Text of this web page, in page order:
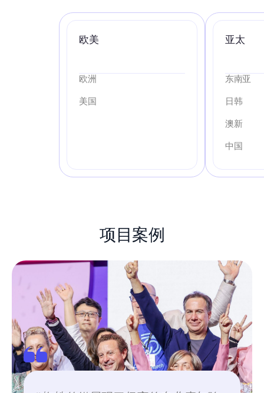
欧美
欧洲
美国
亚太
东南亚
日韩
澳新
中国
项目案例